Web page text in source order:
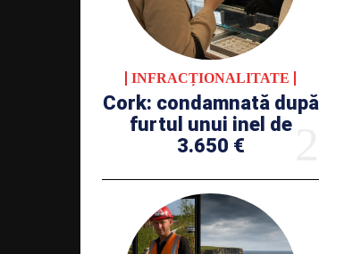
INFRACȚIONALITATE
Cork: condamnată după
furtul unui inel de
3.650 €